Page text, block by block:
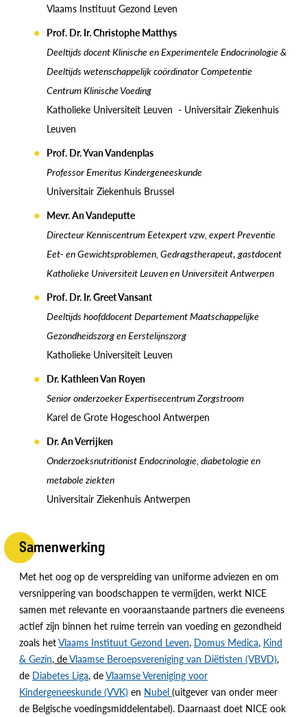
Vlaams Instituut Gezond Leven
Prof. Dr. Ir. Christophe Matthys
Deeltijds docent Klinische en Experimentele Endocrinologie &
Deeltijds wetenschappelijk coördinator Competentie
Centrum Klinische Voeding
Katholieke Universiteit Leuven - Universitair Ziekenhuis
Leuven
Prof. Dr. Yvan Vandenplas
Professor Emeritus Kindergeneeskunde
Universitair Ziekenhuis Brussel
Mevr. An Vandeputte
Directeur Kenniscentrum Eetexpert vzw, expert Preventie
Eet- en Gewichtsproblemen, Gedragstherapeut, gastdocent
Katholieke Universiteit Leuven en Universiteit Antwerpen
Prof. Dr. Ir. Greet Vansant
Deeltijds hoofddocent Departement Maatschappelijke
Gezondheidszorg en Eerstelijnszorg
Katholieke Universiteit Leuven
Dr. Kathleen Van Royen
Senior onderzoeker Expertisecentrum Zorgstroom
Karel de Grote Hogeschool Antwerpen
Dr. An Verrijken
Onderzoeksnutritionist Endocrinologie, diabetologie en
metabole ziekten
Universitair Ziekenhuis Antwerpen
Samenwerking
Met het oog op de verspreiding van uniforme adviezen en om
versnippering van boodschappen te vermijden, werkt NICE
samen met relevante en vooraanstaande partners die eveneens
actief zijn binnen het ruime terrein van voeding en gezondheid
zoals hetVlaams Instituut Gezond Leven, Domus Medica, Kind
& Gezin, deVlaamse Beroepsvereniging van Diëtisten (VBVD),
de Diabetes Liga, deVlaamse Vereniging voor
Kindergeneeskunde (VVK) en Nubel (uitgever van onder meer
de Belgische voedingsmiddelentabel). Daarnaast doet NICE ook